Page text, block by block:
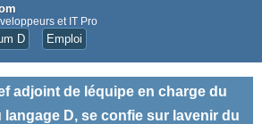
et IT Pro
D Emploi
adjoint de léquipe en charge du
D, se confie sur lavenir du